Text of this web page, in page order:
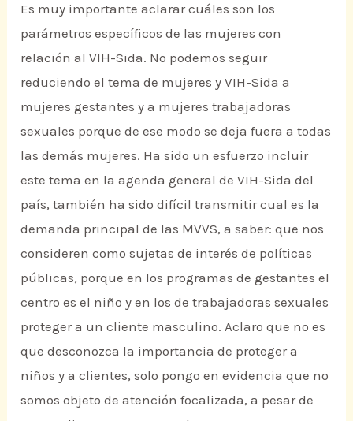
Es muy importante aclarar cuáles son los
parámetros específicos de las mujeres con
relación al VIH-Sida. No podemos seguir
reduciendo el tema de mujeres y VIH-Sida a
mujeres gestantes y a mujeres trabajadoras
sexuales porque de ese modo se deja fuera a todas
las demás mujeres. Ha sido un esfuerzo incluir
este tema en la agenda general de VIH-Sida del
país, también ha sido difícil transmitir cual es la
demanda principal de las MVVS, a saber: que nos
consideren como sujetas de interés de políticas
públicas, porque en los programas de gestantes el
centro es el niño y en los de trabajadoras sexuales
proteger a un cliente masculino. Aclaro que no es
que desconozca la importancia de proteger a
niños y a clientes, solo pongo en evidencia que no
somos objeto de atención focalizada, a pesar de